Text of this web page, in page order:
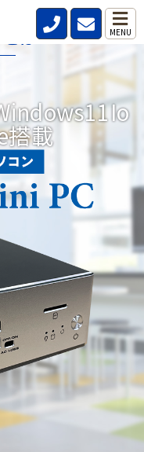
MENU
搭載
とは?
キュリティ機能を標準搭
からでも安全、快適、効
機能を備えています。